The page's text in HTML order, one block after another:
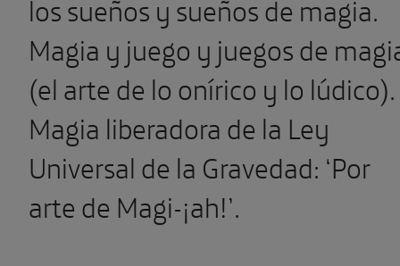
los sueños y sueños de magia.
Magia y juego y juegos de
(el arte de lo onírico y lo lúdico).
Magia liberadora de la Ley
Universal de la Gravedad: ‘Por
arte de Magi-¡ah!’.